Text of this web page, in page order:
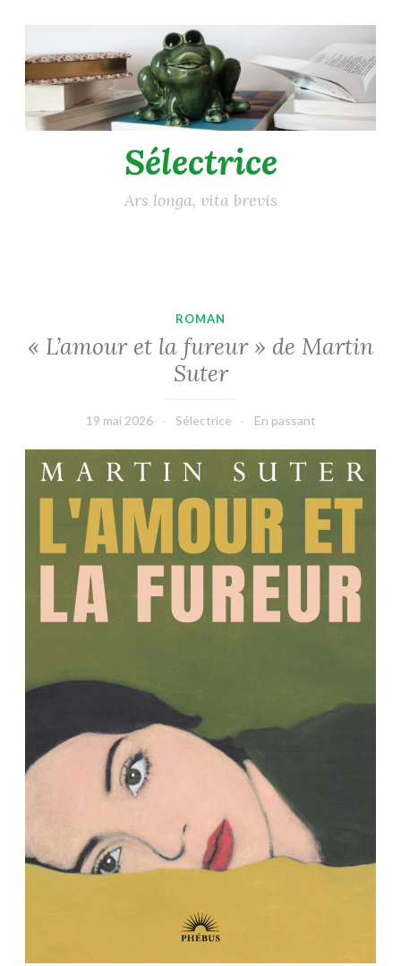
au
contenu
principal
Sélectrice
Ars longa, vita brevis
ROMAN
« L’amour et la fureur » de Martin
Suter
19 mai 2026 Sélectrice En passant